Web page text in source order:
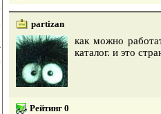
partizan
как можно
каталог. и это
Рейтинг 0